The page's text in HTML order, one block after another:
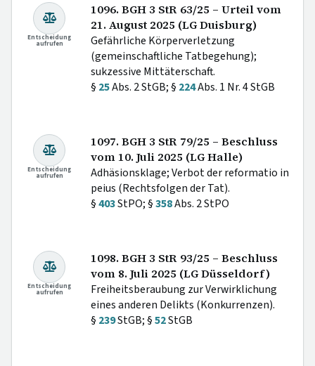
Entscheidung
aufrufen
1096. BGH 3 StR 63/25 – Urteil vom
21. August 2025 (LG Duisburg)
Gefährliche Körperverletzung
(gemeinschaftliche Tatbegehung);
sukzessive Mittäterschaft.
§ 25Abs. 2 StGB; § 224Abs. 1 Nr. 4 StGB
Entscheidung
aufrufen
1097. BGH 3 StR 79/25 – Beschluss
vom 10. Juli 2025 (LG Halle)
Adhäsionsklage; Verbot der reformatio in
peius (Rechtsfolgen der Tat).
§403StPO; §358Abs. 2 StPO
Entscheidung
aufrufen
1098. BGH 3 StR 93/25 – Beschluss
vom 8. Juli 2025 (LG Düsseldorf)
Freiheitsberaubung zur Verwirklichung
eines anderen Delikts (Konkurrenzen).
§ 239StGB; §52StGB